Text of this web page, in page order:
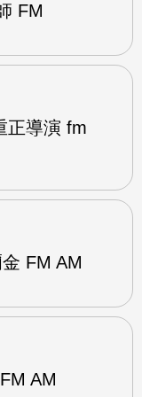
FM
正導演 fm
FM AM
AM